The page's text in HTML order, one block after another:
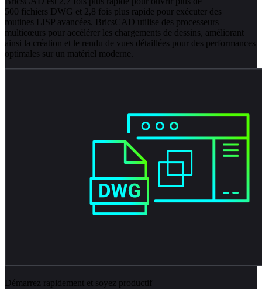
500 fichiers DWG et 2,8 fois plus rapide pour exécuter des
routines LISP avancées. BricsCAD utilise des processeurs
multicœurs pour accélérer les chargements de dessins, améliorant
ainsi la création et le rendu de vues détaillées pour des performances
optimales sur un matériel moderne.
Démarrez rapidement et soyez productif